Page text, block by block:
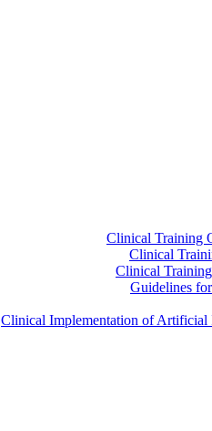
Clinical Training
Clinical
Clinical
Guidelines
Clinical Implementation of Artificial